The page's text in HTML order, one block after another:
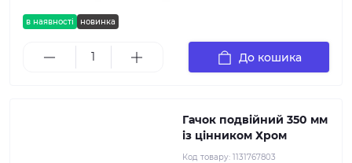
в наявності новинка
До кошика
Гачок подвійний 350 мм
із цінником Хром
Код товару: 1131767803